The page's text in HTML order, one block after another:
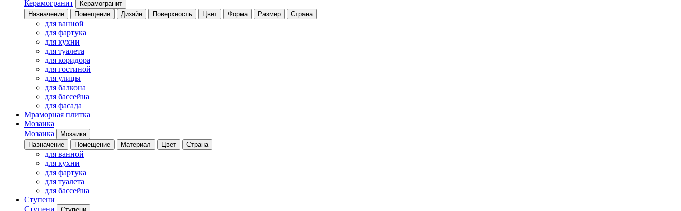
Керамогранит
Керамогранит
Назначение
Помещение Дизайн Поверхность Цвет Форма Размер Страна
для ванной
для фартука
для кухни
для туалета
для коридора
для гостиной
для улицы
для балкона
для бассейна
для фасада
Мраморная плитка
Мозаика
Мозаика
Мозаика
Назначение
Помещение Материал Цвет Страна
для ванной
для кухни
для фартука
для туалета
для бассейна
Ступени
Ступени